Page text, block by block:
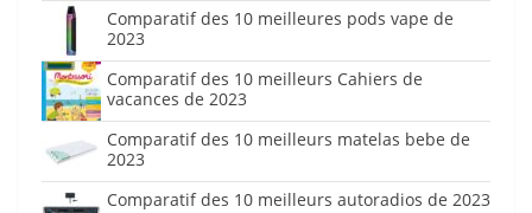
Comparatif des 10 meilleures pods vape de
2023
Comparatif des 10 meilleurs Cahiers de
vacances de 2023
Comparatif des 10 meilleurs matelas bebe de
2023
Comparatif des 10 meilleurs autoradios de 2023